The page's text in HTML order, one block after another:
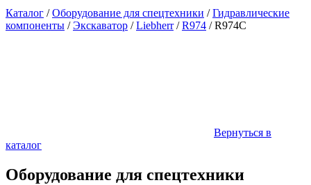
Каталог /Оборудование для спецтехники /Гидравлические
компоненты /Экскаватор /Liebherr/R974 /R974C
Вернуться в
каталог
Оборудование для спецтехники